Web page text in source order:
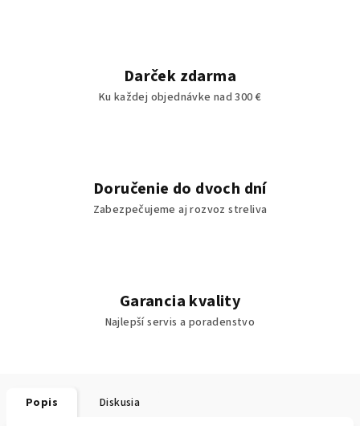
Darček zdarma
Ku každej objednávke nad 300 €
Doručenie do dvoch dní
Zabezpečujeme aj rozvoz streliva
Garancia kvality
Najlepší servis a poradenstvo
Popis Diskusia